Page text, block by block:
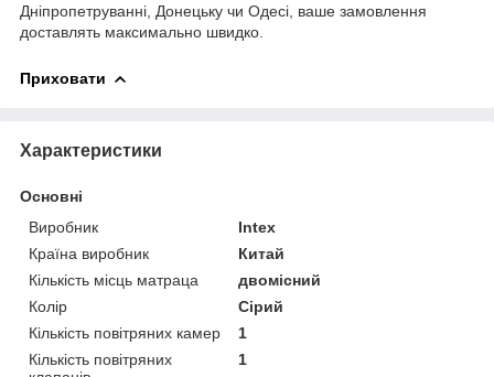
Дніпропетруванні, Донецьку чи Одесі, ваше замовлення
доставлять максимально швидко.
Приховати
Характеристики
Основні
Виробник
Intex
Країна виробник
Китай
Кількість місць матраца
двомісний
Колір
Сірий
Кількість повітряних камер
1
Кількість повітряних
1